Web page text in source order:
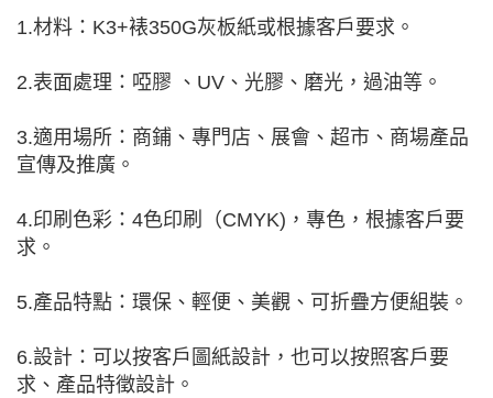
1.材料：K3+裱350G灰板紙或根據客戶要求。
2.表面處理：啞膠 、UV、光膠、磨光，過油等。
3.適用場所：商鋪、專門店、展會、超市、商場產品
宣傳及推廣。
4.印刷色彩：4色印刷（CMYK)，專色，根據客戶要
求。
5.產品特點：環保、輕便、美觀、可折疊方便組裝。
6.設計：可以按客戶圖紙設計，也可以按照客戶要
求、產品特徵設計。